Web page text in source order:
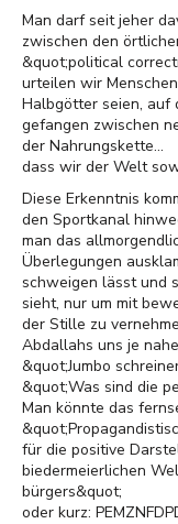
Man darf seit jeher
zwischen den
&quot;political
urteilen wir
Halbgötter seien, auf
gefangen zwischen
der Nahrungskette...
dass wir der Welt
Diese Erkenntnis
den Sportkanal
man das
Überlegungen
schweigen lässt und
sieht, nur um mit
der Stille zu
Abdallahs uns je
&quot;Jumbo
&quot;Was sind die
Man könnte das
für die positive
biedermeierlichen
bürgers&quot;
oder kurz: